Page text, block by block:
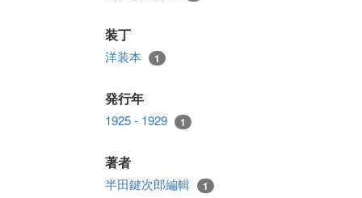
装丁
洋装本 1
発行年
1925 - 1929 1
著者
半田鍵次郎編輯 1